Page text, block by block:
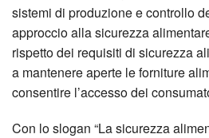
sistemi di produzione e controllo
approccio alla sicurezza
rispetto dei requisiti di sicurezza
a mantenere aperte le forniture
consentire l’accesso dei
Con lo slogan “La sicurezza